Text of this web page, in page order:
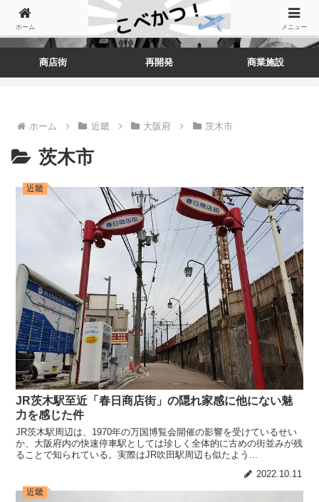
商店街 再開発 商業施設
ホーム 近畿 大阪府 茨木市
茨木市
近畿
JR茨木駅至近「春日商店街」の隠れ家感に他にない魅
力を感じた件
JR茨木駅周辺は、1970年の万国博覧会開催の影響を受けているせい
か、大阪府内の快速停車駅としては珍しく全体的に古めの街並みが残
ることで知られている。実際はJR吹田駅周辺も似たよう...
2022.10.11
近畿
ホーム メニュー